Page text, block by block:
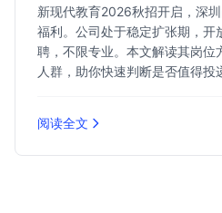
新现代教育2026秋招开启，深
福利。公司处于稳定扩张期，开
聘，不限专业。本文解读其岗位
人群，助你快速判断是否值得投
阅读全文